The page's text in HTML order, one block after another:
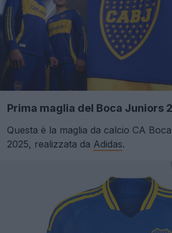
Prima maglia del Boca Juniors
Questa è la maglia da calcio CA
2025, realizzata da Adidas.